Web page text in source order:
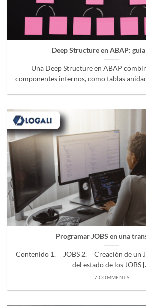
Deep Structure en ABAP:
Una Deep Structure en ABAP
componentes internos, como tablas
Programar JOBS en una
Contenido 1. JOBS 2. Creación de un
del estado de los JOBS
7 COMMENTS